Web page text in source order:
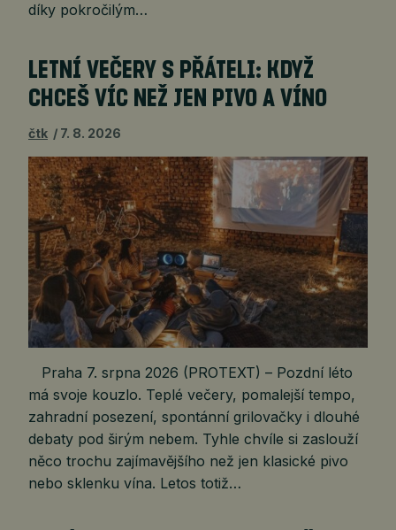
díky pokročilým…
LETNÍ VEČERY S PŘÁTELI: KDYŽ
CHCEŠ VÍC NEŽ JEN PIVO A VÍNO
čtk 7. 8. 2026
Praha 7. srpna 2026 (PROTEXT) – Pozdní léto
má svoje kouzlo. Teplé večery, pomalejší tempo,
zahradní posezení, spontánní grilovačky i dlouhé
debaty pod širým nebem. Tyhle chvíle si zaslouží
něco trochu zajímavějšího než jen klasické pivo
nebo sklenku vína. Letos totiž…